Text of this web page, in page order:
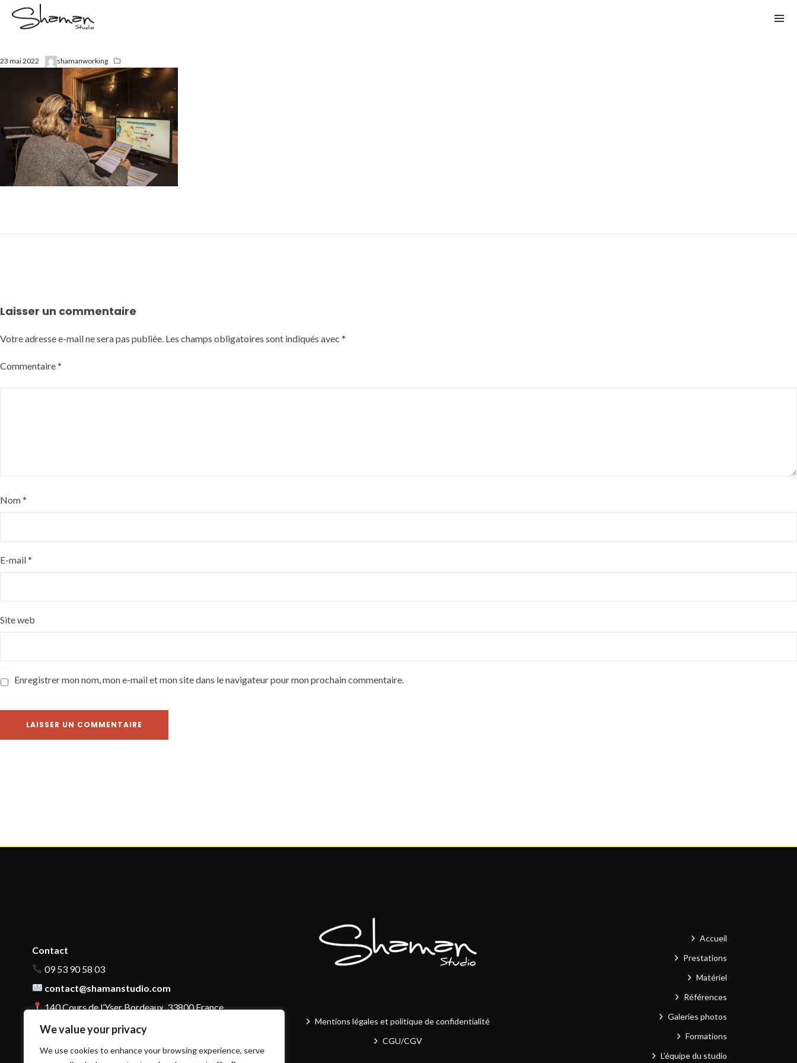
We value your privacy
We use cookies to enhance your browsing experience, serve
23 mai 2022 shamanworking
Laisser un commentaire
Votre adresse e-mail ne sera pas publiée. Les champs obligatoires sont indiqués avec *
Commentaire*
Nom*
E-mail*
Site web
Enregistrer mon nom, mon e-mail et mon site dans le navigateur pour mon prochain commentaire.
Contact
09 53 90 58 03
contact@shamanstudio.com
140 Cours de l’Yser Bordeaux, 33800 France
Mentions légales et politique de confidentialité
CGU/CGV
Accueil
Prestations
Matériel
Références
Galeries photos
Formations
L’équipe du studio